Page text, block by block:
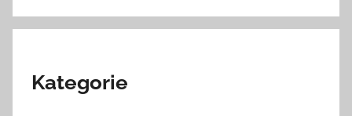
Kategorie